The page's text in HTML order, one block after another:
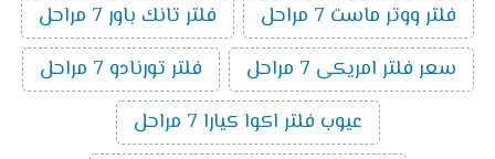
فلتر ووتر ماست 7 مراحل
فلتر تانك باور 7 مراحل
سعر فلتر امريكى 7 مراحل
فلتر تورنادو 7 مراحل
عيوب فلتر اكوا كيارا 7 مراحل